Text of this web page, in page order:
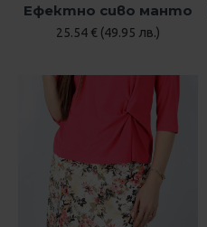
Ефектно сиво манто
25.54 € (49.95 лв.)